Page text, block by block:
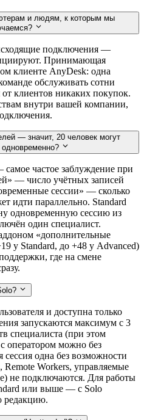
и людям, к которым мы
подключения —
Принимающая
клиенте AnyDesk: одна
обслуживать сотни
клиентов никаких покупок.
внутри вашей компании,
— значит, 20 человек могут
частое заблуждение при
— число учётных записей
сессии» — сколько
идти параллельно. Standard
одновременную сессию из
один специалист.
«дополнительные
у Standard, до +48 у Advanced)
где на смене
и доступна только
запускаются максимум с 3
специалиста (при этом
оператором можно без
одна без возможности
Workers, управляемые
не подключаются. Для работы
или выше — с Solo
редакцию.